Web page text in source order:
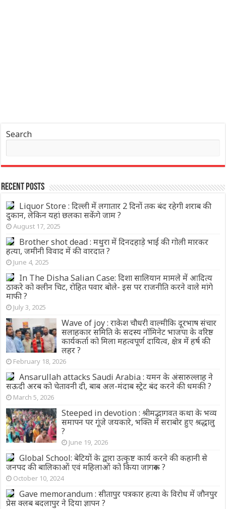
Search
Recent Posts
Liquor Store : दिल्ली में लगातार 2 दिनों तक बंद रहेगी शराब की
दुकान, लेकिन यहां छलका सकेंगे जाम ?
August 17, 2025
Brother shot dead : मथुरा में दिनदहाड़े भाई की गोली मारकर
हत्या, जमीनी विवाद में की वारदात ?
June 4, 2025
In The Disha Salian Case: दिशा सालियान मामले में आदित्य
ठाकरे को क्लीन चिट, रोहित पवार बोले- इस पर राजनीति करने वाले मांगे
माफी ?
July 3, 2025
Wave of joy : राकेश चौधरी वाल्मीकि दूरभाष संचार
सलाहकार समिति के सदस्य नॉमिनेट भाजपा के वरिष्ठ
कार्यकर्ता को मिला महत्वपूर्ण दायित्व, क्षेत्र में हर्ष की
लहर ?
February 18, 2026
Ansarullah attacks Saudi Arabia : यमन के अंसारुल्लाह ने
सऊदी अरब को चेतावनी दी, बाब अल-मंदाब स्ट्रेट बंद करने की धमकी ?
March 5, 2026
Steeped in devotion : श्रीमद्भागवत कथा के भव्य
समापन पर गूंजे जयकारे, भक्ति में सराबोर हुए श्रद्धालु
?
June 19, 2026
Global School: बेटियों के द्वारा उत्कृष्ट कार्य करने की कहानी से
जनपद की बालिकाओं एवं महिलाओं को किया जागरूक ?
October 10, 2024
Gave memorandum : सीतापुर पत्रकार हत्या के विरोध में जौनपुर
प्रेस क्लब बदलापुर ने दिया ज्ञापन ?